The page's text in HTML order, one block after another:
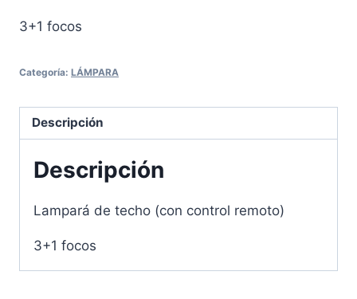
3+1 focos
Categoría: LÁMPARA
Descripción
Descripción
Lampará de techo (con control remoto)
3+1 focos